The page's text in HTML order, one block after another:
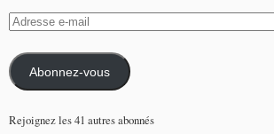
Adresse
e-
mail
Abonnez-vous
Rejoignez les 41 autres abonnés